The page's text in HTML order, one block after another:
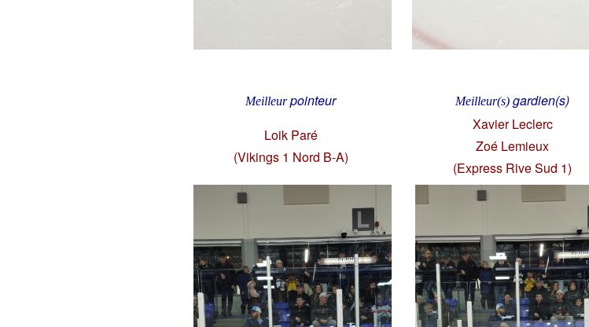
Meilleurpointeur Meilleur(s)gardien(s)
Loik Paré
(Vikings 1 Nord B-A)
Xavier Leclerc
Zoé Lemieux
(Express Rive Sud 1)